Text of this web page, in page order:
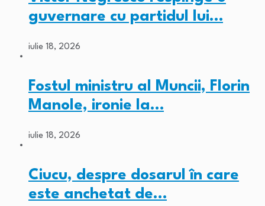
guvernare cu partidul lui…
iulie 18, 2026
Fostul ministru al Muncii, Florin
Manole, ironie la…
iulie 18, 2026
Ciucu, despre dosarul în care
este anchetat de…